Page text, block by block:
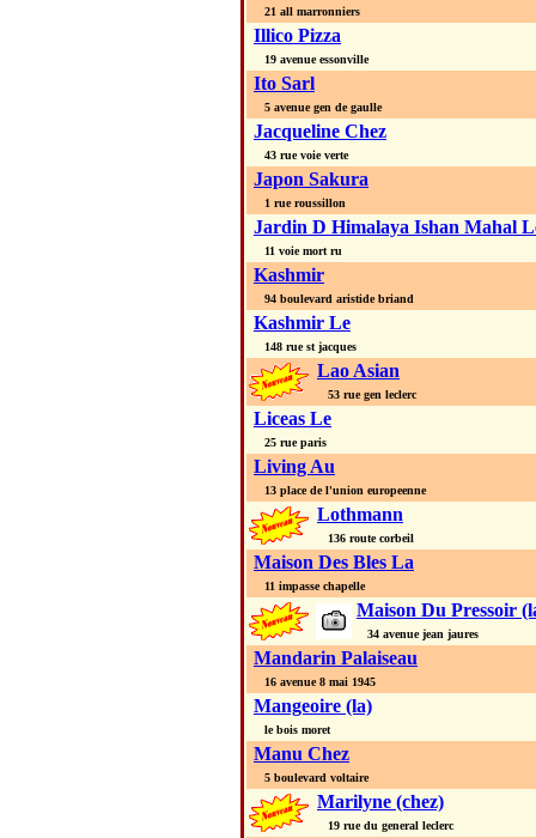
21 all marronniers
Illico Pizza
19 avenue essonville
Ito Sarl
5 avenue gen de gaulle
Jacqueline Chez
43 rue voie verte
Japon Sakura
1 rue roussillon
Jardin D Himalaya Ishan Mahal
11 voie mort ru
Kashmir
94 boulevard aristide briand
Kashmir Le
148 rue st jacques
Lao Asian
53 rue gen leclerc
Liceas Le
25 rue paris
Living Au
13 place de l'union europeenne
Lothmann
136 route corbeil
Maison Des Bles La
11 impasse chapelle
Maison Du Pressoir
34 avenue jean jaures
Mandarin Palaiseau
16 avenue 8 mai 1945
Mangeoire (la)
le bois moret
Manu Chez
5 boulevard voltaire
Marilyne (chez)
19 rue du general leclerc